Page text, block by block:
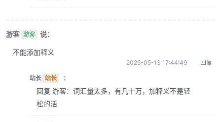
游客 游客 说：
不能添加释义
2025-05-13 17:44:49 回复
站长 站长 ：
回复 游客：词汇量太多，有几十万，加释义不是轻
松的活